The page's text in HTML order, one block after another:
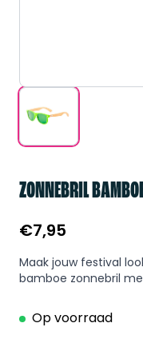
ZONNEBRIL
€7,95
Maak jouw festival
bamboe zonnebril
Op voorraad